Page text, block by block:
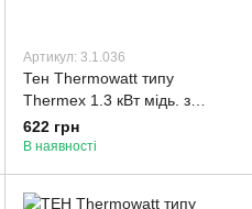
Артикул: 3.1.036
Тен Thermowatt типу
Thermex 1.3 кВт мідь. з
трубками під 2 термостати
622 грн
В наявності